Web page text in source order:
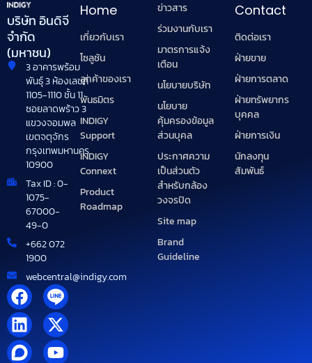
บริษัท อินดิจี
จำกัด
(มหาชน)
3 อาคารพร้อม
พันธุ์ 3 ห้องเลขที่
1105-1110 ชั้น 11
ซอยลาดพร้าว 3
แขวงจอมพล
เขตจตุจักร
กรุงเทพมหานคร
10900
Tax ID : 0-
1075-
67000-
49-0
+662 072
1900
webcentral@indigy.com
Home
เกี่ยวกับเรา
โซลูชัน
ลูกค้าของเรา
พันธมิตร
INDIGY
Support
INDIGY
Connext
Product
Roadmap
ข่าวสาร
ร่วมงานกับเรา
มาตรการแจ้ง
เตือน
นโยบายบริษัท
นโยบาย
คุ้มครองข้อมูล
ส่วนบุคล
ประกาศความ
เป็นส่วนตัว
สำหรับกล้อง
วงจรปิด
Site map
Brand
Guideline
Contact
ติดต่อเรา
ฝ่ายขาย
ฝ่ายการตลาด
ฝ่ายทรัพยากร
บุคคล
ฝ่ายการเงิน
นักลงทุน
สัมพันธ์